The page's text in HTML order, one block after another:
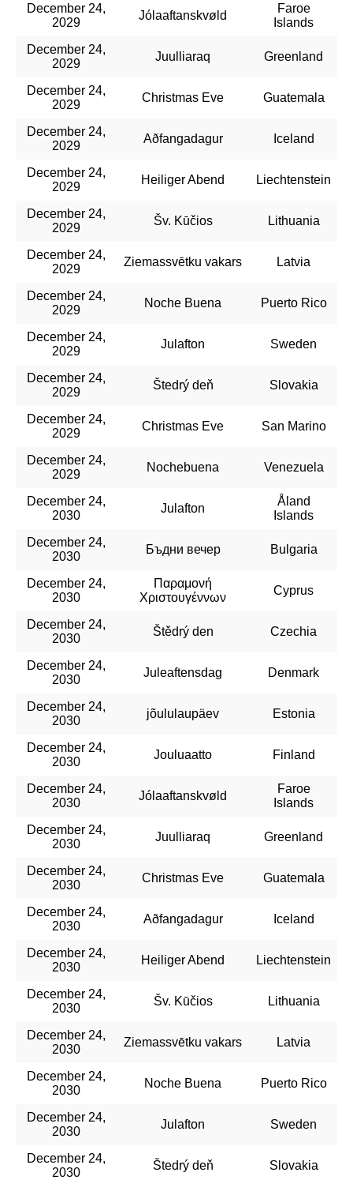
December 24,
2029
Jólaaftanskvøld
Faroe
Islands
December 24,
2029
Juulliaraq Greenland
December 24,
2029
Christmas Eve Guatemala
December 24,
2029
Aðfangadagur Iceland
December 24,
2029
Heiliger Abend Liechtenstein
December 24,
2029
Šv. Kūčios Lithuania
December 24,
2029
Ziemassvētku vakars Latvia
December 24,
2029
Noche Buena Puerto Rico
December 24,
2029
Julafton Sweden
December 24,
2029
Štedrý deň Slovakia
December 24,
2029
Christmas Eve San Marino
December 24,
2029
Nochebuena Venezuela
December 24,
2030
Julafton
Åland
Islands
December 24,
2030
Бъдни вечер Bulgaria
December 24,
2030
Παραμονή
Χριστουγέννων
Cyprus
December 24,
2030
Štědrý den Czechia
December 24,
2030
Juleaftensdag Denmark
December 24,
2030
jõululaupäev Estonia
December 24,
2030
Jouluaatto Finland
December 24,
2030
Jólaaftanskvøld
Faroe
Islands
December 24,
2030
Juulliaraq Greenland
December 24,
2030
Christmas Eve Guatemala
December 24,
2030
Aðfangadagur Iceland
December 24,
2030
Heiliger Abend Liechtenstein
December 24,
2030
Šv. Kūčios Lithuania
December 24,
2030
Ziemassvētku vakars Latvia
December 24,
2030
Noche Buena Puerto Rico
December 24,
2030
Julafton Sweden
December 24,
2030
Štedrý deň Slovakia